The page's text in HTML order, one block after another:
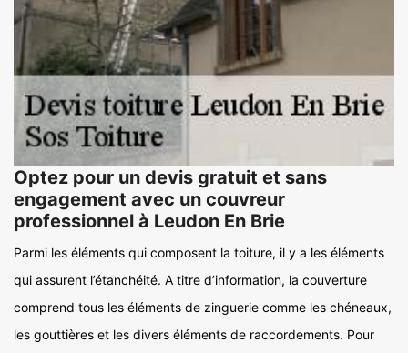
Optez pour un devis gratuit et sans
engagement avec un couvreur
professionnel à Leudon En Brie
Parmi les éléments qui composent la toiture, il y a les éléments
qui assurent l’étanchéité. A titre d’information, la couverture
comprend tous les éléments de zinguerie comme les chéneaux,
les gouttières et les divers éléments de raccordements. Pour